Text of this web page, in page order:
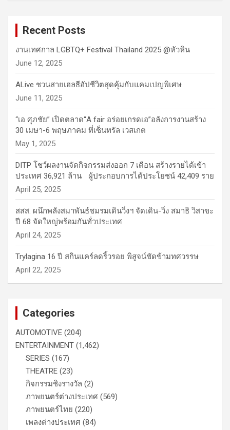
Recent Posts
งานเทศกาล LGBTQ+ Festival Thailand 2025 @หัวหิน
June 12, 2025
ALive ชวนสายเฮลธีอัปชีวิตสุดคุ้มกับแคมเปญพิเศษ
June 11, 2025
“เอ ศุภชัย” เปิดตลาด“A fair อร่อยเกรดเอ”อลังการงานสร้าง
30 เมษา-6 พฤษภาคม ที่เซ็นทรัล เวสเกต
May 1, 2025
DITP โชว์ผลงานจัดกิจกรรมส่งออก 7 เดือน สร้างรายได้เข้า
ประเทศ 36,921 ล้าน ผู้ประกอบการได้ประโยชน์ 42,409 ราย
April 25, 2025
สสส. ผนึกพลังสมาพันธ์ชมรมเดินวิ่งฯ จัดเดิน-วิ่ง สมาธิ วิสาขะ
ปี 68 จัดใหญ่พร้อมกันทั่วประเทศ
April 24, 2025
Trylagina 16 ปี สกินแคร์ลดริ้วรอย พิสูจน์ชัดข้ามทศวรรษ
April 22, 2025
Categories
AUTOMOTIVE (204)
ENTERTAINMENT (1,462)
SERIES (167)
THEATRE (23)
กิจกรรมชิงรางวัล (2)
ภาพยนตร์ต่างประเทศ (569)
ภาพยนตร์ไทย (220)
เพลงต่างประเทศ (84)